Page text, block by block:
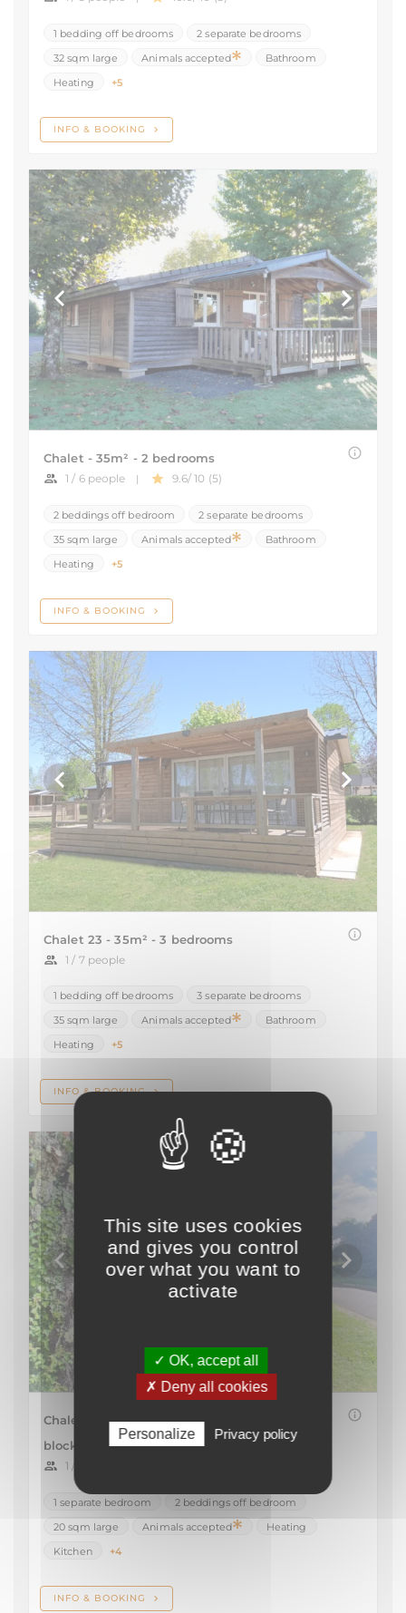
This site uses cookies
and gives you control
over what you want to
activate
✓ OK, accept all
✗ Deny all cookies
Personalize Privacy policy